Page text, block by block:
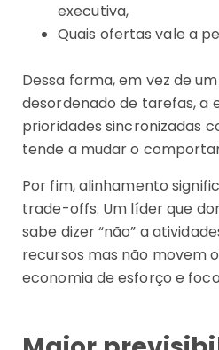
executiva,
Quais ofertas vale a
Dessa forma, em vez de
desordenado de tarefas, a
prioridades sincronizadas
tende a mudar o
Por fim, alinhamento
trade-offs. Um líder que
sabe dizer “não” a
recursos mas não movem
economia de esforço e